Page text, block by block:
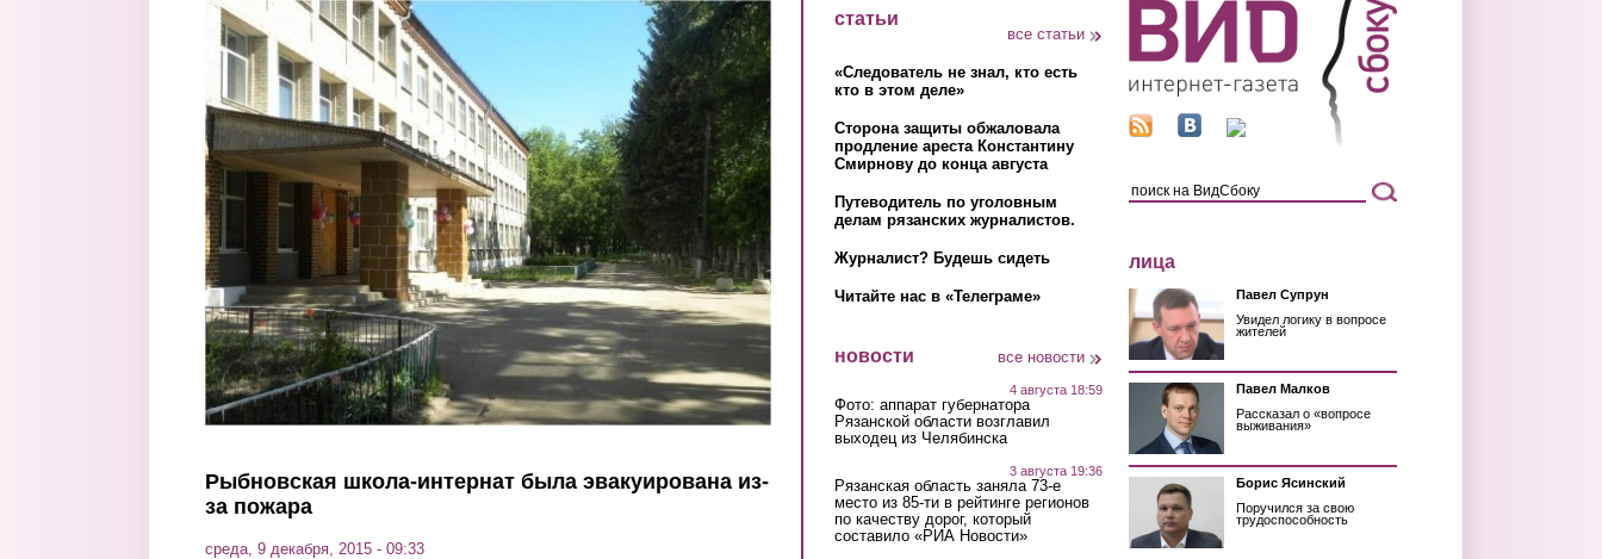
Перейти к основному содержанию
Рыбновская школа-интернат была эвакуирована из-
за пожара
среда, 9 декабря, 2015 - 09:33
статьи
все статьи
«Следователь не знал, кто есть
кто в этом деле»
Сторона защиты обжаловала
продление ареста Константину
Смирнову до конца августа
Путеводитель по уголовным
делам рязанских журналистов.
Журналист? Будешь сидеть
Читайте нас в «Телеграме»
новости все новости
4 августа 18:59
Фото: аппарат губернатора
Рязанской области возглавил
выходец из Челябинска
3 августа 19:36
Рязанская область заняла 73-е
место из 85-ти в рейтинге регионов
по качеству дорог, который
составило «РИА Новости»
лица
Павел Супрун
Увидел логику в вопросе
жителей
Павел Малков
Рассказал о «вопросе
выживания»
Борис Ясинский
Поручился за свою
трудоспособность